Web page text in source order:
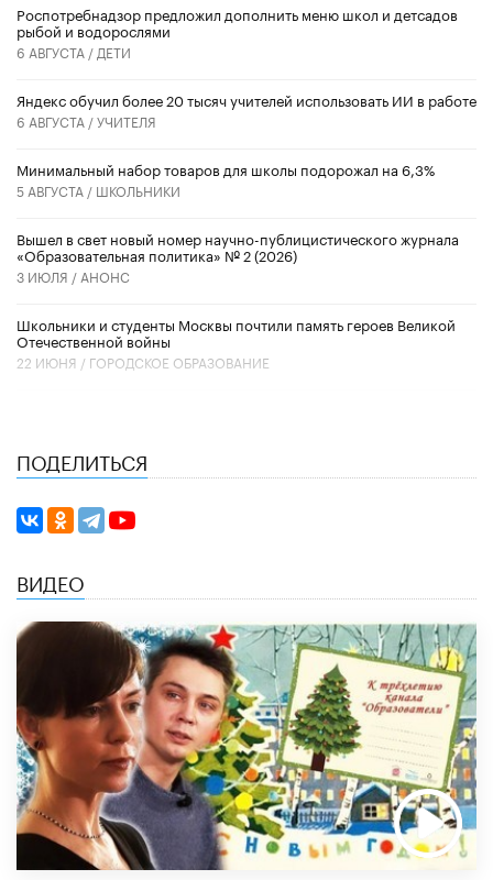
Роспотребнадзор предложил дополнить меню школ и детсадов
рыбой и водорослями
6 АВГУСТА / ДЕТИ
​Яндекс обучил более 20 тысяч учителей использовать ИИ в работе
6 АВГУСТА /УЧИТЕЛЯ
Минимальный набор товаров для школы подорожал на 6,3%
5 АВГУСТА / ШКОЛЬНИКИ
Вышел в свет новый номер научно-публицистического журнала
«Образовательная политика» № 2 (2026)
3 ИЮЛЯ / АНОНС
Школьники и студенты Москвы почтили память героев Великой
Отечественной войны
22 ИЮНЯ / ГОРОДСКОЕ ОБРАЗОВАНИЕ
ПОДЕЛИТЬСЯ
ВИДЕО